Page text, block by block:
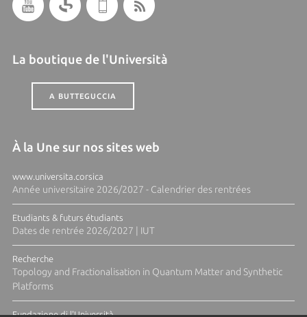
La boutique de l'Università
A BUTTEGUCCIA
À la Une sur nos sites web
www.universita.corsica
Année universitaire 2026/2027 - Calendrier des rentrées
Etudiants & futurs étudiants
Dates de rentrée 2026/2027 | IUT
Recherche
Topology and Fractionalisation in Quantum Matter and Synthetic
Platforms
Fundazione di l'Università